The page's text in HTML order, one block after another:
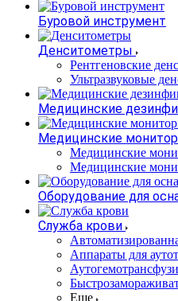
Буровой инструмент
Денситометры
Рентгеновские
Ультразвуковые
Медицинские
Медицинские
Медицинские
Медицинские
Оборудование для
Служба крови
Аппараты для
Еще